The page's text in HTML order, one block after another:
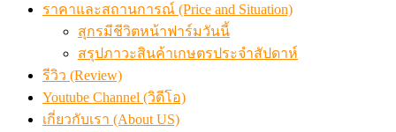
ราคาและสถานการณ์ (Price and Situation)
สุกรมีชีวิตหน้าฟาร์มวันนี้
สรุปภาวะสินค้าเกษตรประจำสัปดาห์
รีวิว (Review)
Youtube Channel (วิดีโอ)
เกี่ยวกับเรา (About US)